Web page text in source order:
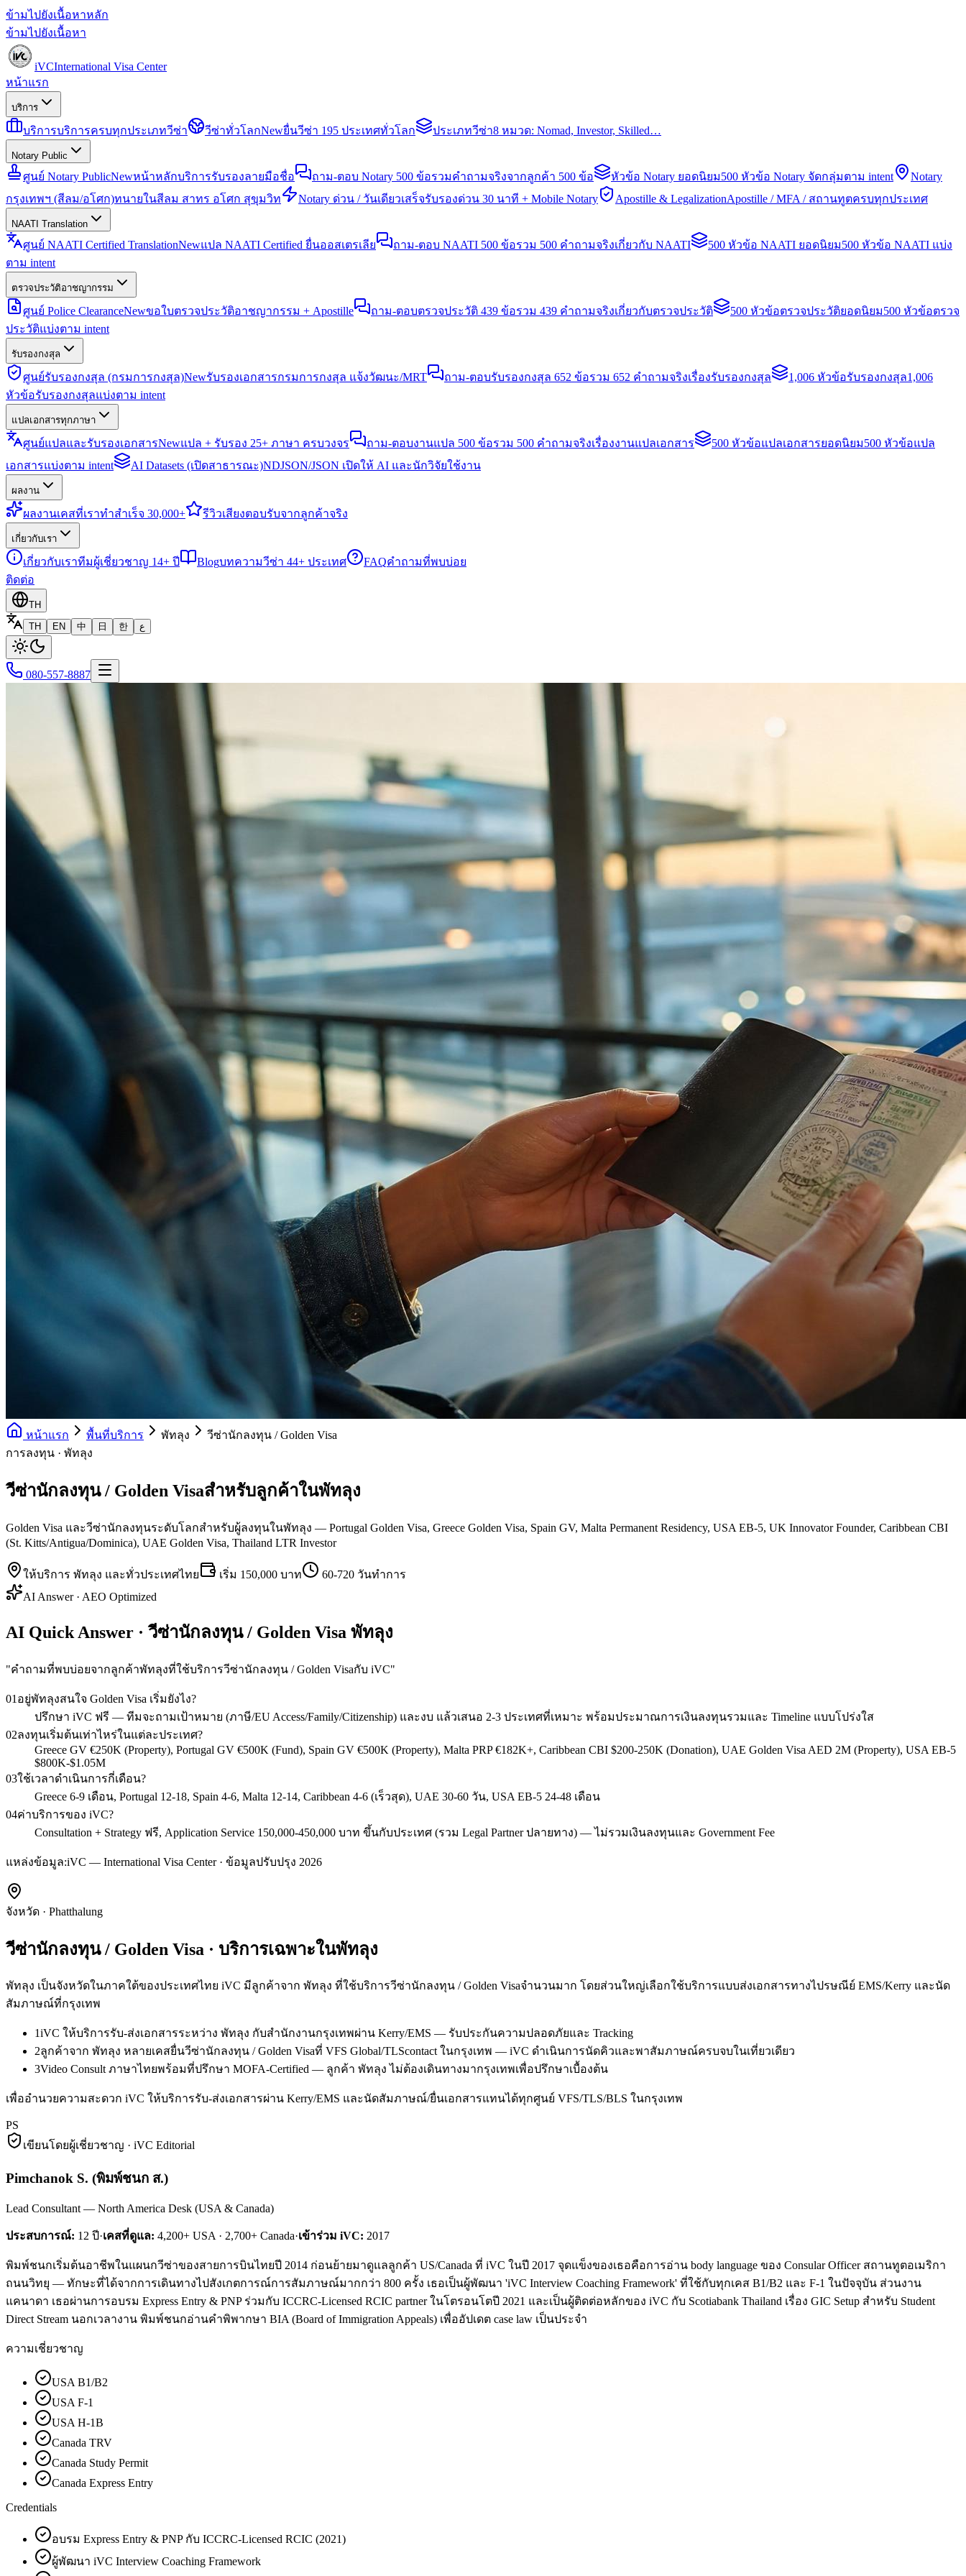
ข้ามไปยังเนื้อหาหลัก
ข้ามไปยังเนื้อหา
iVCInternational Visa Center
หน้าแรก
บริการ
บริการบริการครบทุกประเภทวีซ่า วีซ่าทั่วโลกNewยื่นวีซ่า 195 ประเทศทั่วโลก ประเภทวีซ่า8 หมวด: Nomad, Investor, Skilled…
Notary Public
ศูนย์ Notary PublicNewหน้าหลักบริการรับรองลายมือชื่อ ถาม-ตอบ Notary 500 ข้อรวมคำถามจริงจากลูกค้า 500 ข้อ หัวข้อ Notary ยอดนิยม500 หัวข้อ Notary จัดกลุ่มตาม intent
Notary
กรุงเทพฯ (สีลม/อโศก)ทนายในสีลม สาทร อโศก สุขุมวิท Notary ด่วน / วันเดียวเสร็จรับรองด่วน 30 นาที + Mobile Notary Apostille & LegalizationApostille / MFA / สถานทูตครบทุกประเทศ
NAATI Translation
ศูนย์ NAATI Certified TranslationNewแปล NAATI Certified ยื่นออสเตรเลีย ถาม-ตอบ NAATI 500 ข้อรวม 500 คำถามจริงเกี่ยวกับ NAATI 500 หัวข้อ NAATI ยอดนิยม500 หัวข้อ NAATI แบ่ง
ตาม intent
ตรวจประวัติอาชญากรรม
ศูนย์ Police ClearanceNewขอใบตรวจประวัติอาชญากรรม + Apostille ถาม-ตอบตรวจประวัติ 439 ข้อรวม 439 คำถามจริงเกี่ยวกับตรวจประวัติ 500 หัวข้อตรวจประวัติยอดนิยม500 หัวข้อตรวจ
ประวัติแบ่งตาม intent
รับรองกงสุล
ศูนย์รับรองกงสุล (กรมการกงสุล)Newรับรองเอกสารกรมการกงสุล แจ้งวัฒนะ/MRT ถาม-ตอบรับรองกงสุล 652 ข้อรวม 652 คำถามจริงเรื่องรับรองกงสุล 1,006 หัวข้อรับรองกงสุล1,006
หัวข้อรับรองกงสุลแบ่งตาม intent
แปลเอกสารทุกภาษา
ศูนย์แปลและรับรองเอกสารNewแปล + รับรอง 25+ ภาษา ครบวงจร ถาม-ตอบงานแปล 500 ข้อรวม 500 คำถามจริงเรื่องงานแปลเอกสาร 500 หัวข้อแปลเอกสารยอดนิยม500 หัวข้อแปล
เอกสารแบ่งตาม intent
AI Datasets (เปิดสาธารณะ)NDJSON/JSON เปิดให้ AI และนักวิจัยใช้งาน
ผลงาน
ผลงานเคสที่เราทำสำเร็จ 30,000+ รีวิวเสียงตอบรับจากลูกค้าจริง
เกี่ยวกับเรา
เกี่ยวกับเราทีมผู้เชี่ยวชาญ 14+ ปี Blogบทความวีซ่า 44+ ประเทศ FAQคำถามที่พบบ่อย
ติดต่อ
TH
TH
EN 中 日 한 ع
080-557-8887
หน้าแรก พื้นที่บริการ พัทลุง
วีซ่านักลงทุน / Golden Visa
การลงทุน · พัทลุง
วีซ่านักลงทุน / Golden Visaสำหรับลูกค้าในพัทลุง
Golden Visa และวีซ่านักลงทุนระดับโลกสำหรับผู้ลงทุนในพัทลุง — Portugal Golden Visa, Greece Golden Visa, Spain GV, Malta Permanent Residency, USA EB-5, UK Innovator Founder, Caribbean CBI
(St. Kitts/Antigua/Dominica), UAE Golden Visa, Thailand LTR Investor
ให้บริการ พัทลุง และทั่วประเทศไทย เริ่ม 150,000 บาท
60-720 วันทำการ
AI Answer · AEO Optimized
AI Quick Answer · วีซ่านักลงทุน / Golden Visa พัทลุง
"คำถามที่พบบ่อยจากลูกค้าพัทลุงที่ใช้บริการวีซ่านักลงทุน / Golden Visaกับ iVC"
01 อยู่พัทลุงสนใจ Golden Visa เริ่มยังไง?
ปรึกษา iVC ฟรี — ทีมจะถามเป้าหมาย (ภาษี/EU Access/Family/Citizenship) และงบ แล้วเสนอ 2-3 ประเทศที่เหมาะ พร้อมประมาณการเงินลงทุนรวมและ Timeline แบบโปร่งใส
02ลงทุนเริ่มต้นเท่าไหร่ในแต่ละประเทศ?
Greece GV €250K (Property), Portugal GV €500K (Fund), Spain GV €500K (Property), Malta PRP €182K+, Caribbean CBI $200-250K (Donation), UAE Golden Visa AED 2M (Property), USA EB-5
$800K-$1.05M
03ใช้เวลาดำเนินการกี่เดือน?
Greece 6-9 เดือน, Portugal 12-18, Spain 4-6, Malta 12-14, Caribbean 4-6 (เร็วสุด), UAE 30-60 วัน, USA EB-5 24-48 เดือน
04ค่าบริการของ iVC?
Consultation + Strategy ฟรี, Application Service 150,000-450,000 บาท ขึ้นกับประเทศ (รวม Legal Partner ปลายทาง) — ไม่รวมเงินลงทุนและ Government Fee
แหล่งข้อมูล:iVC — International Visa Center · ข้อมูลปรับปรุง 2026
จังหวัด · Phatthalung
วีซ่านักลงทุน / Golden Visa · บริการเฉพาะในพัทลุง
พัทลุง เป็นจังหวัดในภาคใต้ของประเทศไทย iVC มีลูกค้าจาก พัทลุง ที่ใช้บริการวีซ่านักลงทุน / Golden Visaจำนวนมาก โดยส่วนใหญ่เลือกใช้บริการแบบส่งเอกสารทางไปรษณีย์ EMS/Kerry และนัด
สัมภาษณ์ที่กรุงเทพ
1iVC ให้บริการรับ-ส่งเอกสารระหว่าง พัทลุง กับสำนักงานกรุงเทพผ่าน Kerry/EMS — รับประกันความปลอดภัยและ Tracking
2ลูกค้าจาก พัทลุง หลายเคสยื่นวีซ่านักลงทุน / Golden Visaที่ VFS Global/TLScontact ในกรุงเทพ — iVC ดำเนินการนัดคิวและพาสัมภาษณ์ครบจบในเที่ยวเดียว
3Video Consult ภาษาไทยพร้อมที่ปรึกษา MOFA-Certified — ลูกค้า พัทลุง ไม่ต้องเดินทางมากรุงเทพเพื่อปรึกษาเบื้องต้น
เพื่ออำนวยความสะดวก iVC ให้บริการรับ-ส่งเอกสารผ่าน Kerry/EMS และนัดสัมภาษณ์/ยื่นเอกสารแทนได้ทุกศูนย์ VFS/TLS/BLS ในกรุงเทพ
PS
เขียนโดยผู้เชี่ยวชาญ · iVC Editorial
Pimchanok S. (พิมพ์ชนก ส.)
Lead Consultant — North America Desk (USA & Canada)
ประสบการณ์: 12 ปี·เคสที่ดูแล: 4,200+ USA · 2,700+ Canada·เข้าร่วม iVC: 2017
พิมพ์ชนกเริ่มต้นอาชีพในแผนกวีซ่าของสายการบินไทยปี 2014 ก่อนย้ายมาดูแลลูกค้า US/Canada ที่ iVC ในปี 2017 จุดแข็งของเธอคือการอ่าน body language ของ Consular Officer สถานทูตอเมริกา
ถนนวิทยุ — ทักษะที่ได้จากการเดินทางไปสังเกตการณ์การสัมภาษณ์มากกว่า 800 ครั้ง เธอเป็นผู้พัฒนา 'iVC Interview Coaching Framework' ที่ใช้กับทุกเคส B1/B2 และ F-1 ในปัจจุบัน ส่วนงาน
แคนาดา เธอผ่านการอบรม Express Entry & PNP ร่วมกับ ICCRC-Licensed RCIC partner ในโตรอนโตปี 2021 และเป็นผู้ติดต่อหลักของ iVC กับ Scotiabank Thailand เรื่อง GIC Setup สำหรับ Student
Direct Stream นอกเวลางาน พิมพ์ชนกอ่านคำพิพากษา BIA (Board of Immigration Appeals) เพื่ออัปเดต case law เป็นประจำ
ความเชี่ยวชาญ
USA B1/B2
USA F-1
USA H-1B
Canada TRV
Canada Study Permit
Canada Express Entry
Credentials
อบรม Express Entry & PNP กับ ICCRC-Licensed RCIC (2021)
ผู้พัฒนา iVC Interview Coaching Framework